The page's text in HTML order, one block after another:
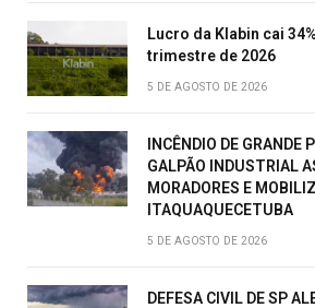
Lucro da Klabin cai
trimestre de 2026
5 DE AGOSTO DE 2026
INCÊNDIO DE GRANDE
GALPÃO INDUSTRIAL
MORADORES E
ITAQUAQUECETUBA
5 DE AGOSTO DE 2026
DEFESA CIVIL DE SP